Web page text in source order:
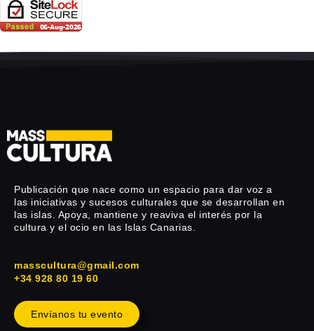
Publicación que nace como un espacio para dar voz a
las iniciativas y sucesos culturales que se desarrollan en
las islas. Apoya, mantiene y reaviva el interés por la
cultura y el ocio en las Islas Canarias.
masscultura@gmail.com
+34 928 80 19 60
Envíanos tu evento